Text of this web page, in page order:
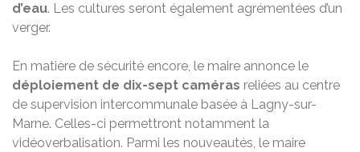
d’eau. Les cultures seront également agrémentées d’un
verger.
En matière de sécurité encore, le maire annonce le
déploiement de dix-sept caméras reliées au centre
de supervision intercommunale basée à Lagny-sur-
Marne. Celles-ci permettront notamment la
vidéoverbalisation. Parmi les nouveautés, le maire